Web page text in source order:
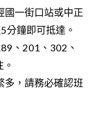
國一街口站或中正
分鐘即可抵達。
、201、302、
多，請務必確認班